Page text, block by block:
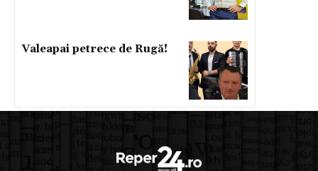
Valeapai petrece de Rugă!